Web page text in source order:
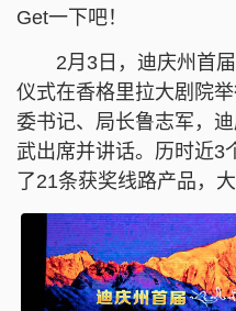
Get一下吧！
2月3日，迪庆州首届
仪式在香格里拉大剧院
委书记、局长鲁志军，
武出席并讲话。历时近3
了21条获奖线路产品，大